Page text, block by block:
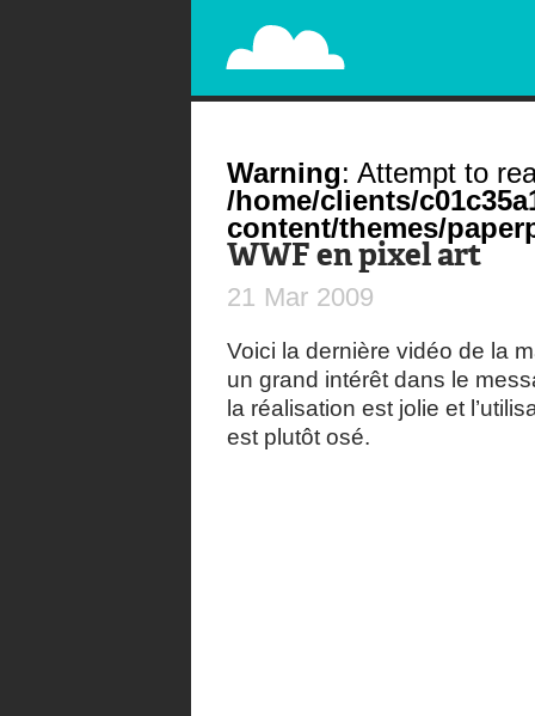
PAPERPLANE
STREET, AMBIENT, GUÉRILLA MARKETING
Warning: Attempt to
/home/clients/
content/themes/
WWF en pixel art
21 Mar 2009
Voici la dernière vidéo de la
un grand intérêt dans le
la réalisation est jolie et
est plutôt osé.